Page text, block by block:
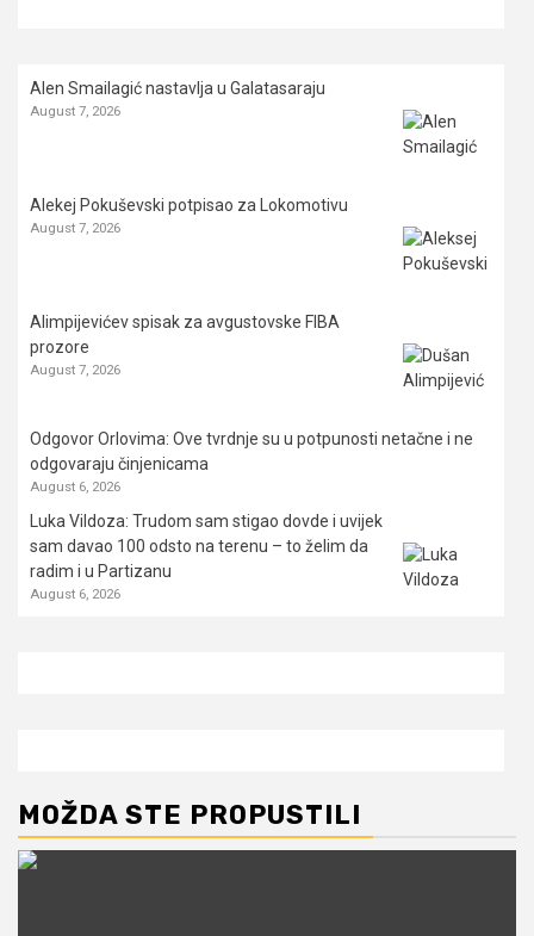
Alen Smailagić nastavlja u Galatasaraju
August 7, 2026
Alekej Pokuševski potpisao za Lokomotivu
August 7, 2026
Alimpijevićev spisak za avgustovske FIBA
prozore
August 7, 2026
Odgovor Orlovima: ​Ove tvrdnje su u potpunosti netačne i ne
odgovaraju činjenicama
August 6, 2026
Luka Vildoza: Trudom sam stigao dovde i uvijek
sam davao 100 odsto na terenu – to želim da
radim i u Partizanu
August 6, 2026
MOŽDA STE PROPUSTILI